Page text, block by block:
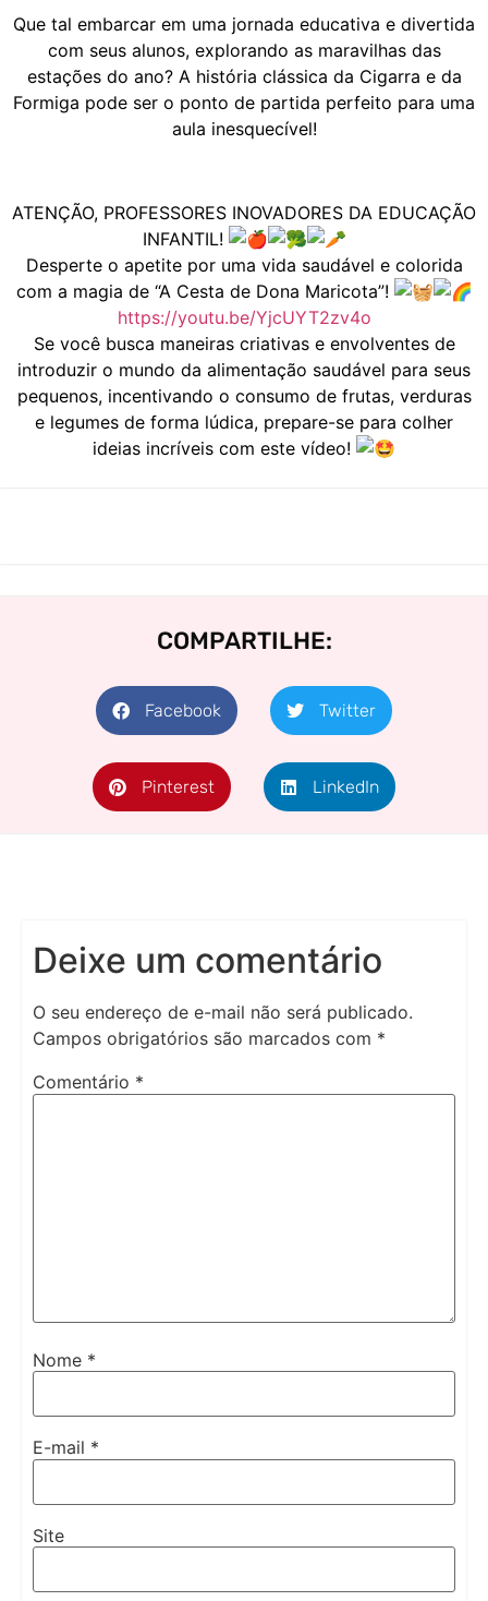
Que tal embarcar em uma jornada educativa e divertida
com seus alunos, explorando as maravilhas das
estações do ano? A história clássica da Cigarra e da
Formiga pode ser o ponto de partida perfeito para uma
aula inesquecível!
ATENÇÃO, PROFESSORES INOVADORES DA EDUCAÇÃO
INFANTIL!
Desperte o apetite por uma vida saudável e colorida
com a magia de “A Cesta de Dona Maricota”!
https://youtu.be/YjcUYT2zv4o
Se você busca maneiras criativas e envolventes de
introduzir o mundo da alimentação saudável para seus
pequenos, incentivando o consumo de frutas, verduras
e legumes de forma lúdica, prepare-se para colher
ideias incríveis com este vídeo!
COMPARTILHE:
Facebook Twitter
Pinterest LinkedIn
Deixe um comentário
O seu endereço de e-mail não será publicado.
Campos obrigatórios são marcados com *
Comentário *
Nome *
E-mail *
Site